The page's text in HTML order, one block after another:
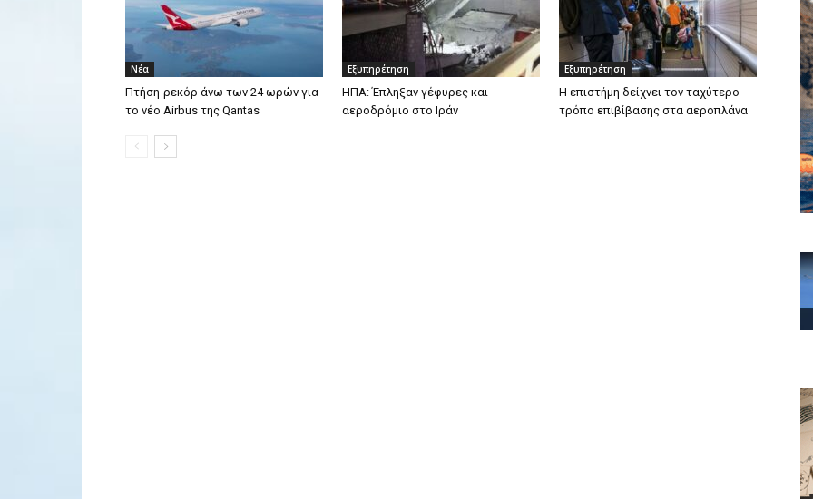
Νέα
Πτήση-ρεκόρ άνω των 24 ωρών για
το νέο Airbus της Qantas
Εξυπηρέτηση
ΗΠΑ: Έπληξαν γέφυρες και
αεροδρόμιο στο Ιράν
Εξυπηρέτηση
Η επιστήμη δείχνει τον ταχύτερο
τρόπο επιβίβασης στα αεροπλάνα